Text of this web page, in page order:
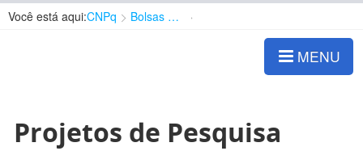
Você está aqui:CNPq Bolsas e Auxílios Vigentes
MENU
Projetos de Pesquisa